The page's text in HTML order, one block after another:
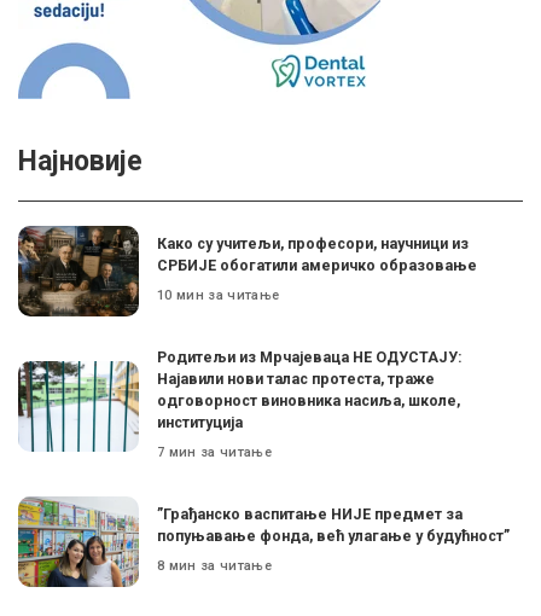
Најновије
Како су учитељи, професори, научници из
СРБИЈЕ обогатили америчко образовање
10 мин за читање
Родитељи из Мрчајеваца НЕ ОДУСТАЈУ:
Најавили нови талас протеста, траже
одговорност виновника насиља, школе,
институција
7 мин за читање
”Грађанско васпитање НИЈЕ предмет за
попуњавање фонда, већ улагање у будућност”
8 мин за читање